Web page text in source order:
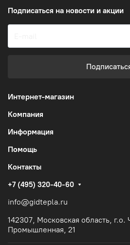
Подписаться на новости и акции
Интернет-магазин
Компания
Информация
Помощь
Контакты
+7 (495) 320-40-60
info@gidtepla.ru
142307, Московская область, г.о.
Промышленная, 21